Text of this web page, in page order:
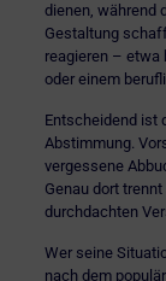
dienen, während
Gestaltung
reagieren – etwa
oder einem
Entscheidend ist
Abstimmung.
vergessene
Genau dort
durchdachten
Wer seine
nach dem